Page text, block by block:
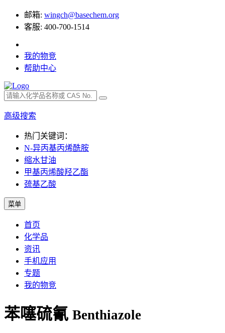
邮箱: wingch@basechem.org
客服: 400-700-1514
我的物竞
帮助中心
高级搜索
热门关键词：
N-异丙基丙烯酰胺
缩水甘油
甲基丙烯酸羟乙酯
巯基乙酸
菜单
首页
化学品
资讯
手机应用
专题
我的物竞
苯噻硫氰 Benthiazole